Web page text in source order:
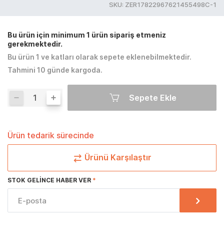
SKU: ZER17822967621455498C-1
Bu ürün için minimum 1 ürün sipariş etmeniz
gerekmektedir.
Bu ürün 1 ve katları olarak sepete eklenebilmektedir.
Tahmini 10 günde kargoda.
Sepete Ekle
Ürün tedarik sürecinde
Ürünü Karşılaştır
STOK GELINCE HABER VER